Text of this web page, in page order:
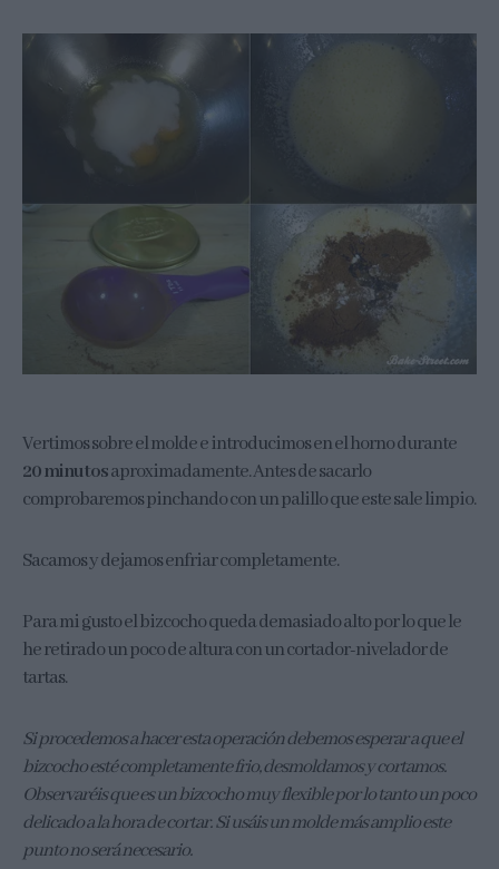
Vertimos sobre el molde e introducimos en el horno durante
20 minutosaproximadamente. Antes de sacarlo
comprobaremos pinchando con un palillo que este sale limpio.
Sacamos y dejamos enfriar completamente.
Para mi gusto el bizcocho queda demasiado alto por lo que le
he retirado un poco de altura con un cortador-nivelador de
tartas.
Si procedemos a hacer esta operación debemos esperar a que el
bizcocho esté completamente frio, desmoldamos y cortamos.
Observaréis que es un bizcocho muy flexible por lo tanto un poco
delicado a la hora de cortar. Si usáis un molde más amplio este
punto no será necesario.